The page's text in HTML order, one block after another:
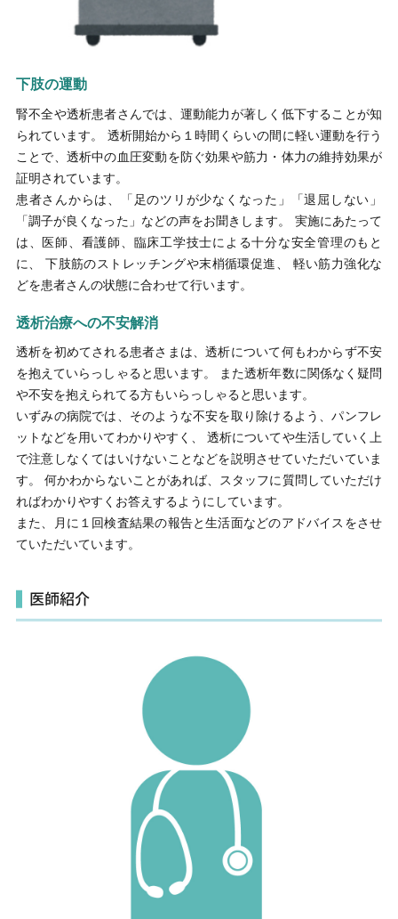
下肢の運動
腎不全や透析患者さんでは、運動能力が著しく低下することが知
られています。 透析開始から１時間くらいの間に軽い運動を行う
ことで、透析中の血圧変動を防ぐ効果や筋力・体力の維持効果が
証明されています。
患者さんからは、「足のツリが少なくなった」「退屈しない」
「調子が良くなった」などの声をお聞きします。 実施にあたって
は、医師、看護師、臨床工学技士による十分な安全管理のもと
に、 下肢筋のストレッチングや末梢循環促進、 軽い筋力強化な
どを患者さんの状態に合わせて行います。
透析治療への不安解消
透析を初めてされる患者さまは、透析について何もわからず不安
を抱えていらっしゃると思います。 また透析年数に関係なく疑問
や不安を抱えられてる方もいらっしゃると思います。
いずみの病院では、そのような不安を取り除けるよう、パンフレ
ットなどを用いてわかりやすく、 透析についてや生活していく上
で注意しなくてはいけないことなどを説明させていただいていま
す。 何かわからないことがあれば、スタッフに質問していただけ
ればわかりやすくお答えするようにしています。
また、月に１回検査結果の報告と生活面などのアドバイスをさせ
ていただいています。
医師紹介